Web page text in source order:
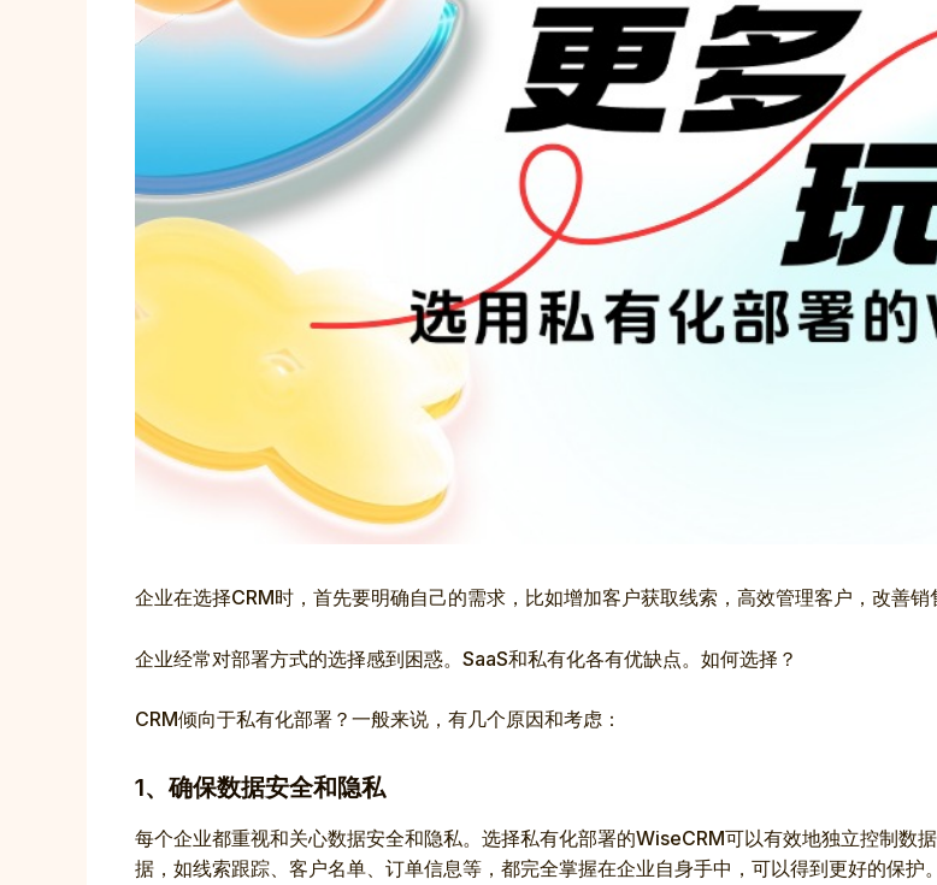
企业在选择CRM时，首先要明确自己的需求，比如增加客户获取线索，高效管理客户，改善销
企业经常对部署方式的选择感到困惑。SaaS和私有化各有优缺点。如何选择？
CRM倾向于私有化部署？一般来说，有几个原因和考虑：
1、确保数据安全和隐私
每个企业都重视和关心数据安全和隐私。选择私有化部署的WiseCRM可以有效地独立控制数
据，如线索跟踪、客户名单、订单信息等，都完全掌握在企业自身手中，可以得到更好的保